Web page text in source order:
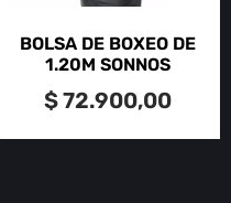
BOLSA DE BOXEO DE
1.20M SONNOS
$72.900,00